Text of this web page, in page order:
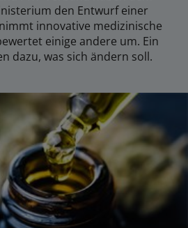
den Entwurf einer
innovative medizinische
einige andere um. Ein
dazu, was sich ändern soll.